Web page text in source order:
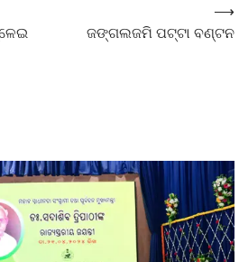
ଜଙ୍ଗଲଜମି ପଟ୍ଟା ବଣ୍ଟନ
⟶